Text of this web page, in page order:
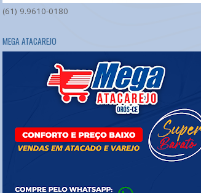
(61) 9.9610-0180
MEGA ATACAREJO